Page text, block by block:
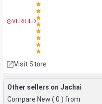
VERIFIED
Visit Store
Other sellers on Jachai
Compare New ( 0 ) from